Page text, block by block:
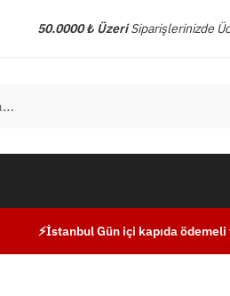
50.0000 ₺ Üzeri Siparişlerinizde
⚡İstanbul Gün içi kapıda